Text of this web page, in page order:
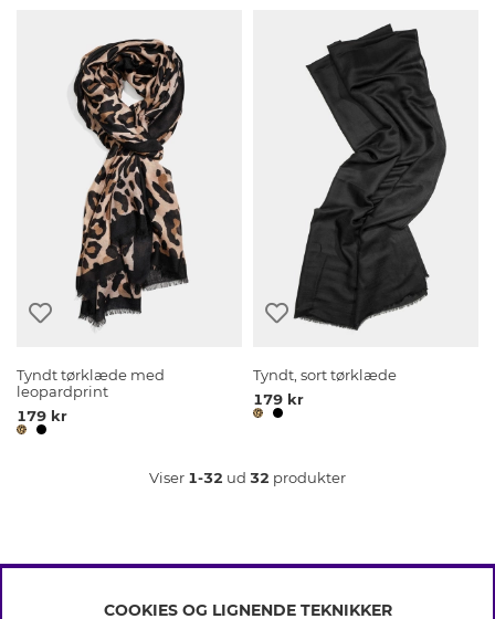
Tyndt tørklæde med
leopardprint
179 kr
Tyndt, sort tørklæde
179 kr
Viser 1-32 ud 32 produkter
COOKIES OG LIGNENDE TEKNIKKER